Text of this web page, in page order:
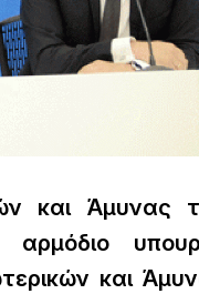
και Άμυνας
και